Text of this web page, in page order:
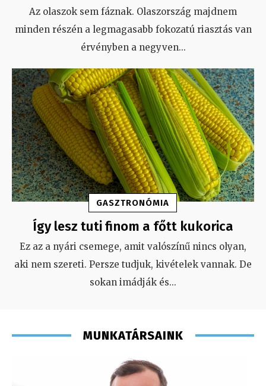
Az olaszok sem fáznak. Olaszország majdnem
minden részén a legmagasabb fokozatú riasztás van
érvényben a negyven...
GASZTRONÓMIA
Így lesz tuti finom a főtt kukorica
Ez az a nyári csemege, amit valószínű nincs olyan,
aki nem szereti. Persze tudjuk, kivételek vannak. De
sokan imádják és...
MUNKATÁRSAINK